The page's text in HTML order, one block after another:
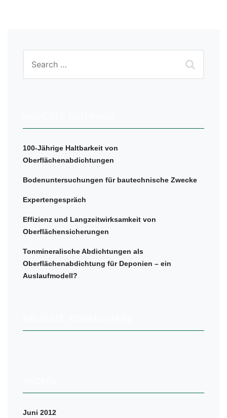
100-Jährige Haltbarkeit von
Oberflächenabdichtungen
Bodenuntersuchungen für bautechnische Zwecke
Expertengespräch
Effizienz und Langzeitwirksamkeit von
Oberflächensicherungen
Tonmineralische Abdichtungen als
Oberflächenabdichtung für Deponien – ein
Auslaufmodell?
Juni 2012